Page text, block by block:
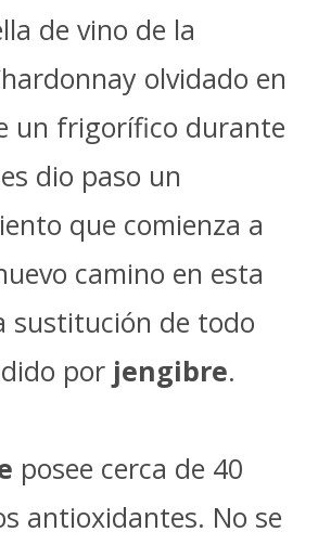
de vino de la
olvidado en
un frigorífico durante
dio paso un
que comienza a
camino en esta
sustitución de todo
por jengibre.
posee cerca de 40
antioxidantes. No se